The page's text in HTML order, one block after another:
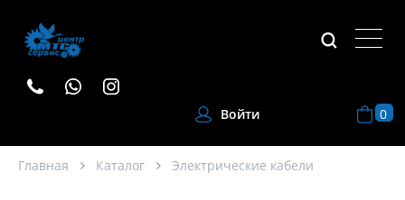
Войти 0
Главная Каталог Электрические кабели